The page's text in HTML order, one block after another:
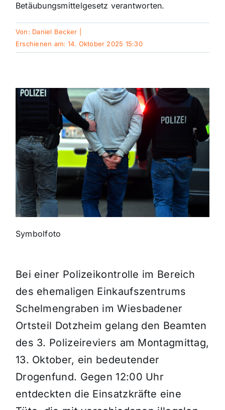
Galerie
Polizeimeldungen
Themen und Termine
Gewinnspiele
Betäubungsmittelgesetz verantworten.
Von: Daniel Becker
Erschienen am: 14. Oktober 2025 15:30
Symbolfoto
Bei einer Polizeikontrolle im Bereich
des ehemaligen Einkaufszentrums
Schelmengraben im Wiesbadener
Ortsteil Dotzheim gelang den Beamten
des 3. Polizeireviers am Montagmittag,
13. Oktober, ein bedeutender
Drogenfund. Gegen 12:00 Uhr
entdeckten die Einsatzkräfte eine